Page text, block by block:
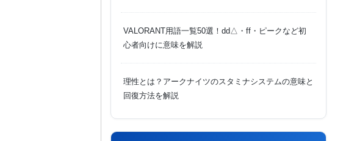
VALORANT用語一覧50選！dd△・ff・ピークなど初
心者向けに意味を解説
理性とは？アークナイツのスタミナシステムの意味と
回復方法を解説